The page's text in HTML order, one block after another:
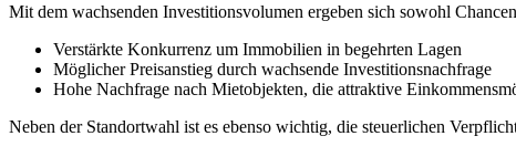
Mit dem wachsenden Investitionsvolumen ergeben sich sowohl
Verstärkte Konkurrenz um Immobilien in begehrten Lagen
Möglicher Preisanstieg durch wachsende Investitionsnachfrage
Hohe Nachfrage nach Mietobjekten, die attraktive
Neben der Standortwahl ist es ebenso wichtig, die steuerlichen